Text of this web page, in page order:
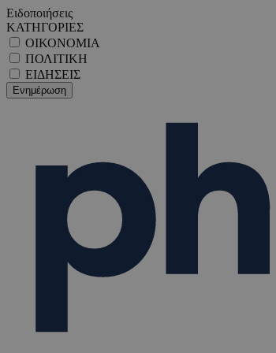
Ειδοποιήσεις
ΚΑΤΗΓΟΡΙΕΣ
ΟΙΚΟΝΟΜΙΑ
ΠΟΛΙΤΙΚΗ
ΕΙΔΗΣΕΙΣ